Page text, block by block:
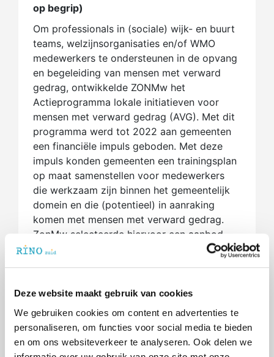
Deze website maakt gebruik van cookies
We gebruiken cookies om content en advertenties te
personaliseren, om functies voor social media te bieden
en om ons websiteverkeer te analyseren. Ook delen we
op begrip)
Om professionals in (sociale) wijk- en buurt
teams, welzijnsorganisaties en/of WMO
medewerkers te ondersteunen in de opvang
en begeleiding van mensen met verward
gedrag, ontwikkelde ZONMw het
Actieprogramma lokale initiatieven voor
mensen met verward gedrag (AVG). Met dit
programma werd tot 2022 aan gemeenten
een financiële impuls geboden. Met deze
impuls konden gemeenten een trainingsplan
op maat samenstellen voor medewerkers
die werkzaam zijn binnen het gemeentelijk
domein en die (potentieel) in aanraking
komen met mensen met verward gedrag.
ZonMw selecteerde hiervoor een aanbod
met passende trainingen. Verschillende
Borging van kennis en expertise
Voor gemeenten die hebben deelgenomen
aan het AVG is het van belang dat de
opgedane deskundigheid geborgd wordt.